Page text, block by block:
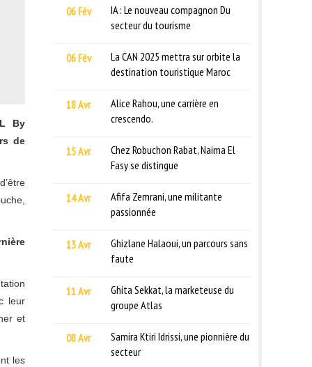
By
de
leur
et
les
06 Fév
IA : Le nouveau compagnon Du
secteur du tourisme
06 Fév
La CAN 2025 mettra sur orbite la
destination touristique Maroc
18 Avr
Alice Rahou, une carrière en
crescendo.
15 Avr
Chez Robuchon Rabat, Naima El
Fasy se distingue
14 Avr
Afifa Zemrani, une militante
passionnée
13 Avr
Ghizlane Halaoui, un parcours sans
faute
11 Avr
Ghita Sekkat, la marketeuse du
groupe Atlas
08 Avr
Samira Ktiri Idrissi, une pionnière du
secteur